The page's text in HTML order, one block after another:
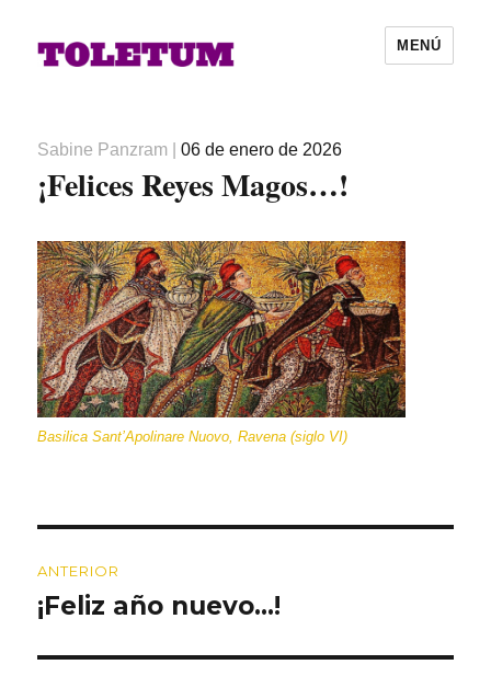
MENÚ
Autor
Sabine Panzram
Publicado
el
06 de enero de 2026
¡Felices Reyes Magos…!
Basilica Sant’Apolinare Nuovo, Ravena (siglo VI)
de
ANTERIOR
Entrada
¡Feliz año nuevo…!